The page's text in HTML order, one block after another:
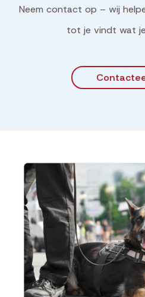
Neem contact op – wij
tot je vindt wat